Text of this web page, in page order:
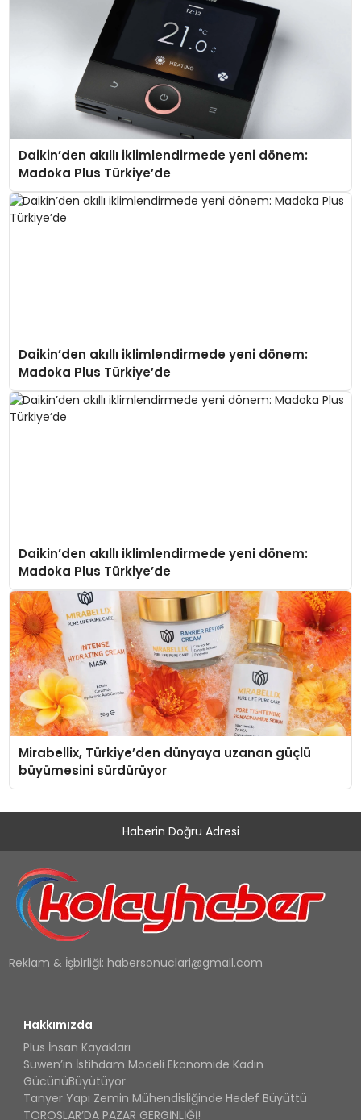
Daikin’den akıllı iklimlendirmede yeni dönem:
Madoka Plus Türkiye’de
Daikin’den akıllı iklimlendirmede yeni dönem:
Madoka Plus Türkiye’de
Daikin’den akıllı iklimlendirmede yeni dönem:
Madoka Plus Türkiye’de
Mirabellix, Türkiye’den dünyaya uzanan güçlü
büyümesini sürdürüyor
Haberin Doğru Adresi
Reklam & İşbirliği: habersonuclari@gmail.com
Hakkımızda
Plus İnsan Kayakları
Suwen’in İstihdam Modeli Ekonomide Kadın
GücünüBüyütüyor
Tanyer Yapı Zemin Mühendisliğinde Hedef Büyüttü
TOROSLAR’DA PAZAR GERGİNLİĞİ!